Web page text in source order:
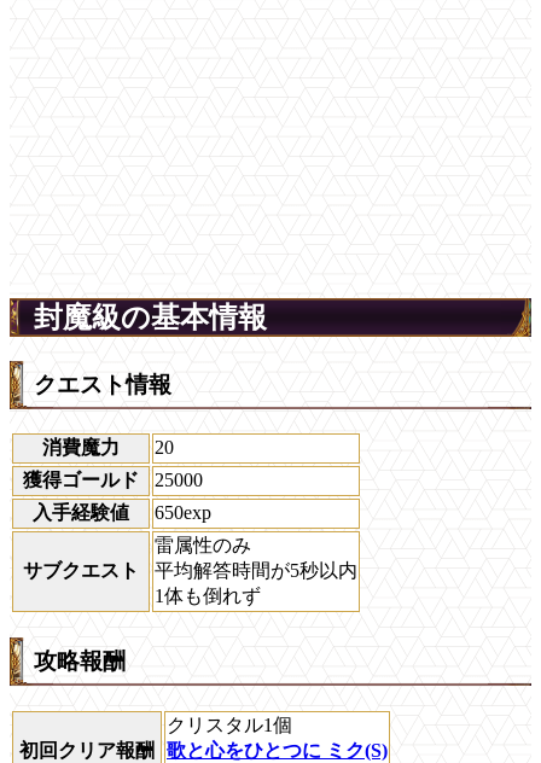
封魔級の基本情報
クエスト情報
消費魔力
20
獲得ゴールド
25000
入手経験値
650exp
サブクエスト
雷属性のみ
平均解答時間が5秒以内
1体も倒れず
攻略報酬
初回クリア報酬
クリスタル1個
歌と心をひとつに ミク(S)